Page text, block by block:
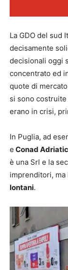
La GDO del sud
decisamente
decisionali oggi
concentrato ed
quote di
si sono
erano in crisi,
In Puglia, ad
e Conad
è una Srl e la
imprenditori, ma
lontani.